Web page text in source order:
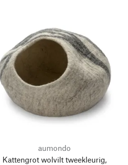
aumondo
Kattengrot wolvilt tweekleurig,